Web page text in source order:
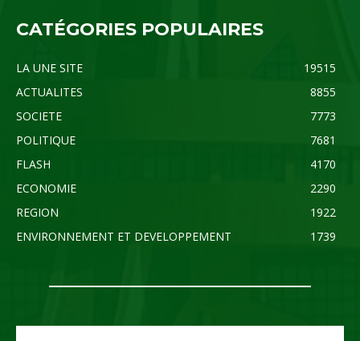
CATÉGORIES POPULAIRES
LA UNE SITE
19515
ACTUALITES
8855
SOCIETE
7773
POLITIQUE
7681
FLASH
4170
ECONOMIE
2290
REGION
1922
ENVIRONNEMENT ET DEVELOPPEMENT
1739